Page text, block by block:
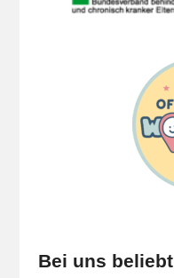
Bei uns beliebt